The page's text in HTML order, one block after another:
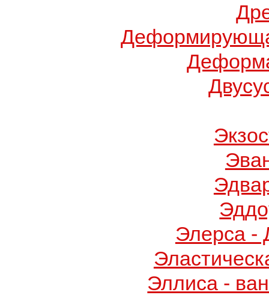
Элерса -
Эллиса -